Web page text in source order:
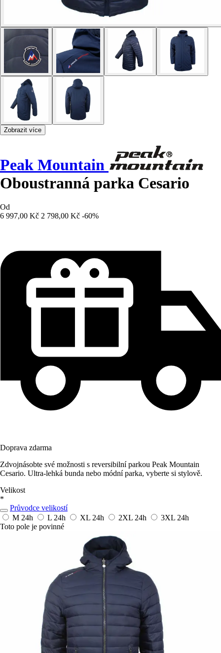
Zobrazit více
Peak Mountain
Oboustranná parka Cesario
Od
6 997,00 Kč 2 798,00 Kč -60%
Doprava zdarma
Zdvojnásobte své možnosti s reversibilní parkou Peak Mountain
Cesario. Ultra-lehká bunda nebo módní parka, vyberte si stylově.
Velikost
*
Průvodce velikostí
M 24h L 24h XL 24h 2XL 24h 3XL 24h
Toto pole je povinné